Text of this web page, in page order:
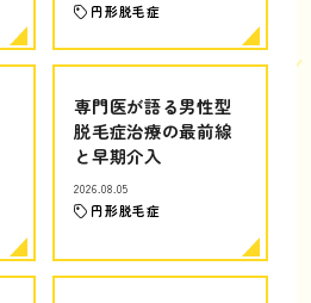
円形脱毛症
専門医が語る男性型
脱毛症治療の最前線
と早期介入
2026.08.05
円形脱毛症